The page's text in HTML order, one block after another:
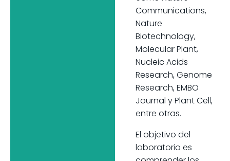
Communications,
Nature
Biotechnology,
Molecular Plant,
Nucleic Acids
Research, Genome
Research, EMBO
Journal y Plant Cell,
entre otras.
El objetivo del
laboratorio es